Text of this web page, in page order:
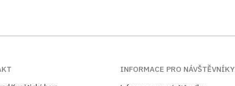
INFORMACE PRO NÁVŠTĚVNÍKY